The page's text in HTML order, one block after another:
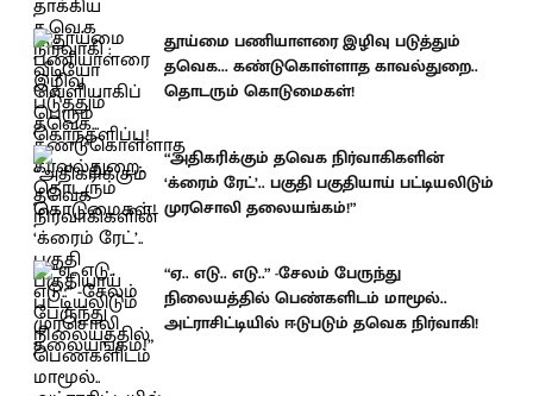
தூய்மை பணியாளரை இழிவு படுத்தும்
தவெக... கண்டுகொள்ளாத காவல்துறை..
தொடரும் கொடுமைகள்!
“அதிகரிக்கும் தவெக நிர்வாகிகளின்
‘க்ரைம் ரேட்’.. பகுதி பகுதியாய் பட்டியலிடும்
முரசொலி தலையங்கம்!”
“ஏ.. எடு.. எடு..” -சேலம் பேருந்து
நிலையத்தில் பெண்களிடம் மாமூல்..
அட்ராசிட்டியில் ஈடுபடும் தவெக நிர்வாகி!